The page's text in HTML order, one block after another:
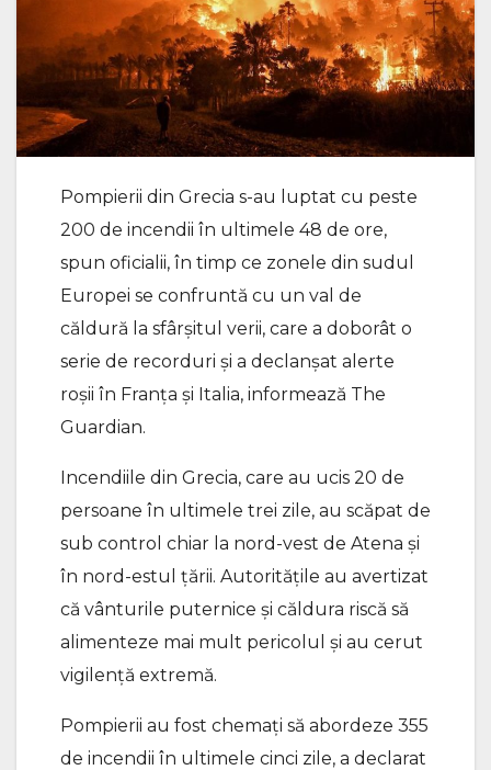
Pompierii din Grecia s-au luptat cu peste
200 de incendii în ultimele 48 de ore,
spun oficialii, în timp ce zonele din sudul
Europei se confruntă cu un val de
căldură la sfârșitul verii, care a doborât o
serie de recorduri și a declanșat alerte
roșii în Franța și Italia, informează The
Guardian.
Incendiile din Grecia, care au ucis 20 de
persoane în ultimele trei zile, au scăpat de
sub control chiar la nord-vest de Atena și
în nord-estul țării. Autoritățile au avertizat
că vânturile puternice și căldura riscă să
alimenteze mai mult pericolul și au cerut
vigilență extremă.
Pompierii au fost chemați să abordeze 355
de incendii în ultimele cinci zile, a declarat